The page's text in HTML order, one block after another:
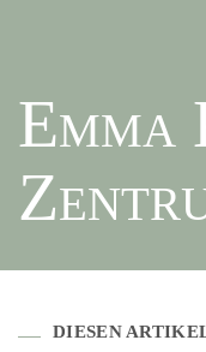
Emma
DIESEN